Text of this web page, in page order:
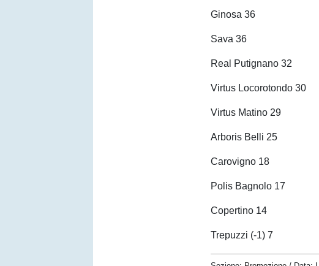
Ginosa 36
Sava 36
Real Putignano 32
Virtus Locorotondo 30
Virtus Matino 29
Arboris Belli 25
Carovigno 18
Polis Bagnolo 17
Copertino 14
Trepuzzi (-1) 7